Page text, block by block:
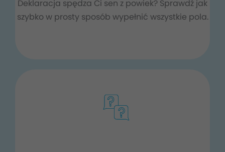
Deklaracja spędza Ci sen z powiek? Sprawdź jak
szybko w prosty sposób wypełnić wszystkie pola.